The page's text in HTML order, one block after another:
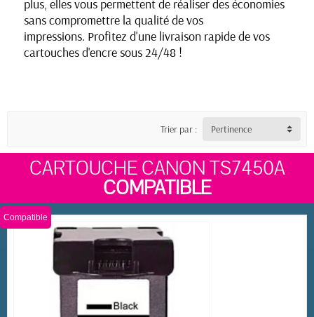
plus, elles vous permettent de réaliser des économies
sans compromettre la qualité de vos
impressions. Profitez d'une livraison rapide de vos
cartouches d'encre sous 24/48 !
Trier par : Pertinence
CARTOUCHE CANON TS7450A
COMPATIBLE
Compatible